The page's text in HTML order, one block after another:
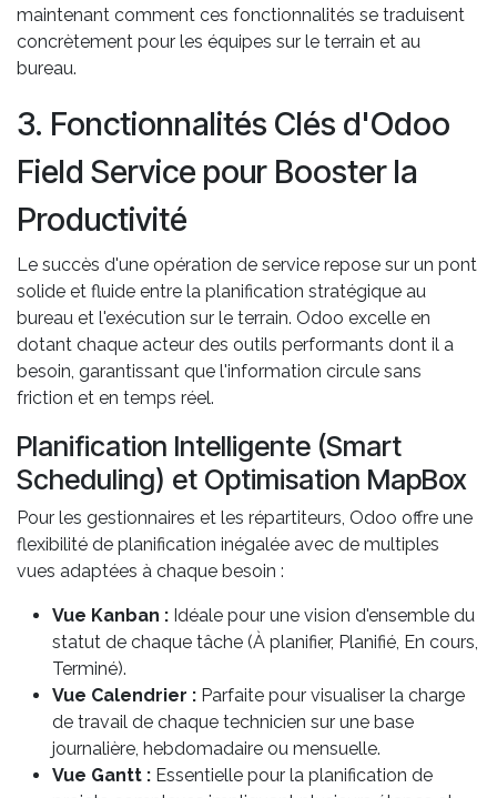
maintenant comment ces fonctionnalités se traduisent
concrètement pour les équipes sur le terrain et au
bureau.
3. Fonctionnalités Clés d'Odoo
Field Service pour Booster la
Productivité
Le succès d'une opération de service repose sur un pont
solide et fluide entre la planification stratégique au
bureau et l'exécution sur le terrain. Odoo excelle en
dotant chaque acteur des outils performants dont il a
besoin, garantissant que l'information circule sans
friction et en temps réel.
Planification Intelligente (Smart
Scheduling) et Optimisation MapBox
Pour les gestionnaires et les répartiteurs, Odoo offre une
flexibilité de planification inégalée avec de multiples
vues adaptées à chaque besoin :
Vue Kanban : Idéale pour une vision d'ensemble du
statut de chaque tâche (À planifier, Planifié, En cours,
Terminé).
Vue Calendrier : Parfaite pour visualiser la charge
de travail de chaque technicien sur une base
journalière, hebdomadaire ou mensuelle.
Vue Gantt : Essentielle pour la planification de